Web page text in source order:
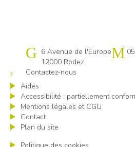
Cap emploi 12
6 Avenue de l'Europe
12000 Rodez
Contactez-nous
Aides
Accessibilité : partiellement
Mentions légales et CGU
Contact
Plan du site